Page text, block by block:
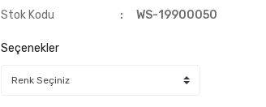
Stok Kodu
WS-19900050
Seçenekler